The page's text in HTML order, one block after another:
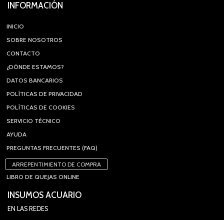
INFORMACIÓN
INICIO
SOBRE NOSOTROS
CONTACTO
¿DÓNDE ESTAMOS?
DATOS BANCARIOS
POLÍTICAS DE PRIVACIDAD
POLÍTICAS DE COOKIES
SERVICIO TÉCNICO
AYUDA
PREGUNTAS FRECUENTES (FAQ)
ARREPENTIMIENTO DE COMPRA
LIBRO DE QUEJAS ONLINE
INSUMOS ACUARIO
EN LAS REDES